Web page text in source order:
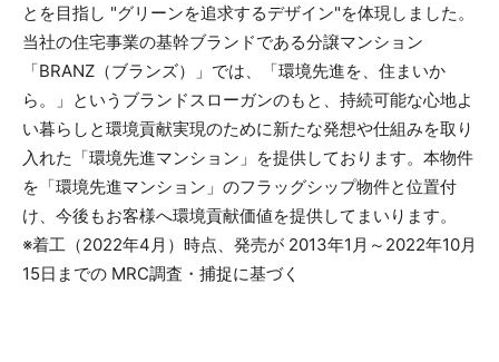
とを目指し "グリーンを追求するデザイン"を体現しました。
当社の住宅事業の基幹ブランドである分譲マンション
「BRANZ（ブランズ）」では、「環境先進を、住まいか
ら。」というブランドスローガンのもと、持続可能な心地よ
い暮らしと環境貢献実現のために新たな発想や仕組みを取り
入れた「環境先進マンション」を提供しております。本物件
を「環境先進マンション」のフラッグシップ物件と位置付
け、今後もお客様へ環境貢献価値を提供してまいります。
※着工（2022年4月）時点、発売が 2013年1月～2022年10月
15日までの MRC調査・捕捉に基づく